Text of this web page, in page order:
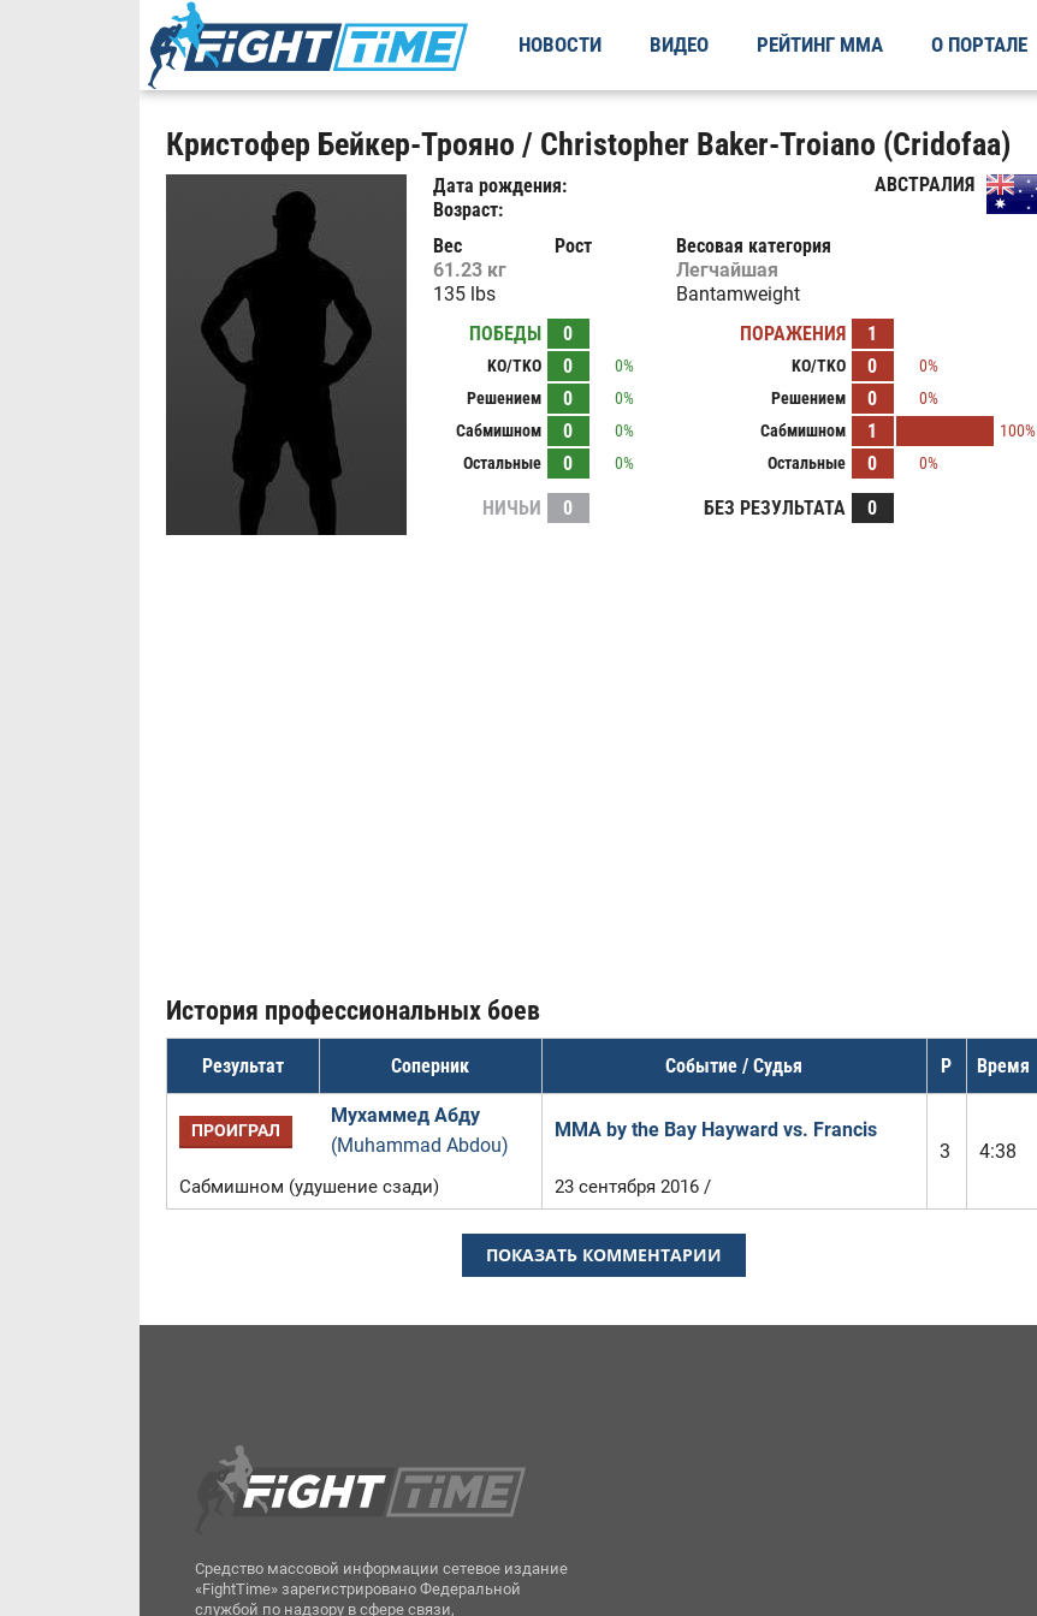
НОВОСТИ ВИДЕО РЕЙТИНГ ММА О ПОРТАЛЕ
Кристофер Бейкер-Трояно / Christopher Baker-Troiano (Cridofaa)
Дата рождения:
Возраст:
АВСТРАЛИЯ
Вес
61.23 кг
135 lbs
Рост
Весовая категория
Легчайшая
Bantamweight
ПОБЕДЫ
0
KO/TKO 0
0%
Решением
0
0%
Сабмишном
0
0%
Остальные
0 0%
ПОРАЖЕНИЯ 1
KO/TKO 0
0%
Решением
0
0%
Сабмишном
1
100%
Остальные
0 0%
НИЧЬИ 0 БЕЗ РЕЗУЛЬТАТА 0
История профессиональных боев
Результат Соперник Событие / Судья Р Время
ПРОИГРАЛ
Мухаммед Абду
(Muhammad Abdou)
MMA by the Bay Hayward vs. Francis
3
4:38
Сабмишном (удушение сзади) 23 сентября 2016 /
ПОКАЗАТЬ КОММЕНТАРИИ
Средство массовой информации сетевое издание
«FightTime» зарегистрировано Федеральной
службой по надзору в сфере связи,